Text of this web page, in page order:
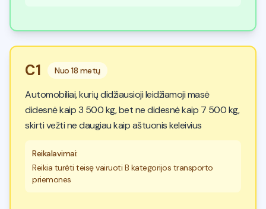
C1 Nuo 18 metų
Automobiliai, kurių didžiausioji leidžiamoji masė
didesnė kaip 3 500 kg, bet ne didesnė kaip 7 500 kg,
skirti vežti ne daugiau kaip aštuonis keleivius
Reikalavimai:
Reikia turėti teisę vairuoti B kategorijos transporto
priemones